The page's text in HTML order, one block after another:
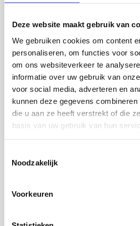
Deze website maakt gebruik van
We gebruiken cookies om content
personaliseren, om functies voor
om ons websiteverkeer te
informatie over uw gebruik van
voor social media, adverteren en
kunnen deze gegevens
die u aan ze heeft verstrekt of die
basis van uw gebruik van hun
Noodzakelijk
Voorkeuren
Linkbuilding abonnement
België
€1449.95